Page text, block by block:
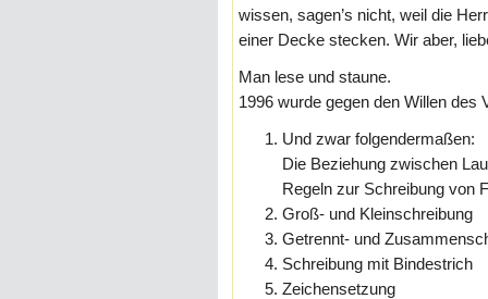
wissen, sagen’s nicht, weil die
einer Decke stecken. Wir aber,
Man lese und staune.
1996 wurde gegen den Willen des
Und zwar folgendermaßen:
Die Beziehung zwischen
Regeln zur Schreibung von
Groß- und Kleinschreibung
Getrennt- und
Schreibung mit Bindestrich
Zeichensetzung